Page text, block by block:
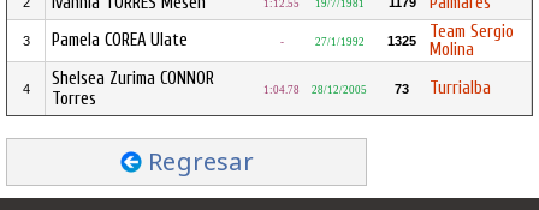
1:12.55 19/7/1981
3 Pamela COREA Ulate - 27/1/1992 1325
Team Sergio
Molina
4
Shelsea Zurima CONNOR
Torres
1:04.78 28/12/2005 73 Turrialba
Regresar